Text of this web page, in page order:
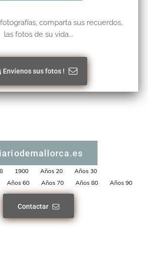
comparta sus recuerdos,
las fotos de su vida...
¡ Envíenos sus fotos !
1900 Años 20
Años 30
Años 60 Años 70 Años 80 Años 90
Contactar